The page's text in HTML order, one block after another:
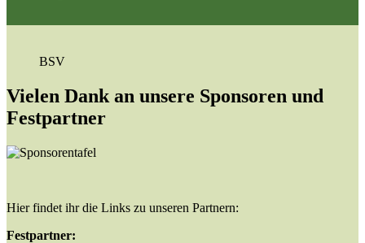
BSV
Vielen Dank an unsere Sponsoren und
Festpartner
Hier findet ihr die Links zu unseren Partnern:
Festpartner: